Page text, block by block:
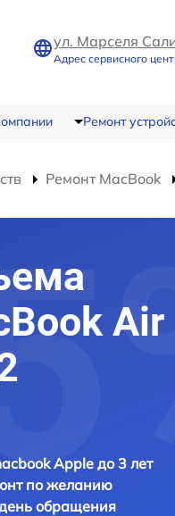
ул. Марселя
Адрес сервисного
Ремонт
Ремонт MacBook
Air
Apple до 3 лет
по желанию
обращения